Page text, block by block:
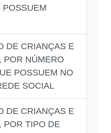
POSSUEM
DE CRIANÇAS E
POR NÚMERO
POSSUEM NO
SOCIAL
DE CRIANÇAS E
POR TIPO DE